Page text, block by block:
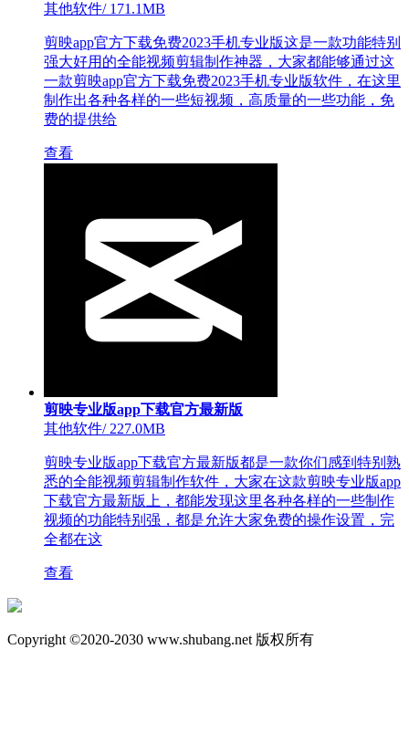
其他软件/171.1MB
剪映app官方下载免费2023手机专业版这是一款功能特别
强大好用的全能视频剪辑制作神器，大家都能够通过这
一款剪映app官方下载免费2023手机专业版软件，在这里
制作出各种各样的一些短视频，高质量的一些功能，免
费的提供给
查看
剪映专业版app下载官方最新版
其他软件/227.0MB
剪映专业版app下载官方最新版都是一款你们感到特别熟
悉的全能视频剪辑制作软件，大家在这款剪映专业版app
下载官方最新版上，都能发现这里各种各样的一些制作
视频的功能特别强，都是允许大家免费的操作设置，完
全都在这
查看
Copyright ©2020-2030 www.shubang.net 版权所有